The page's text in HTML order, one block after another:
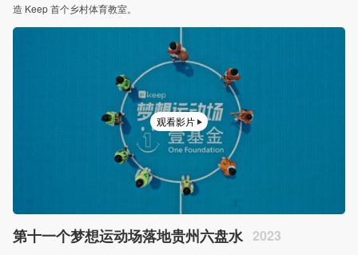
造 Keep 首个乡村体育教室。
观看影片
第十一个梦想运动场落地贵州六盘水 2023